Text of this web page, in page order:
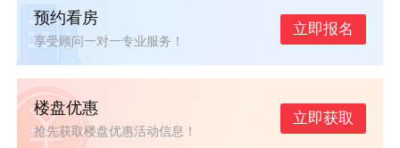
预约看房
享受顾问一对一专业服务！
立即报名
楼盘优惠
抢先获取楼盘优惠活动信息！
立即获取